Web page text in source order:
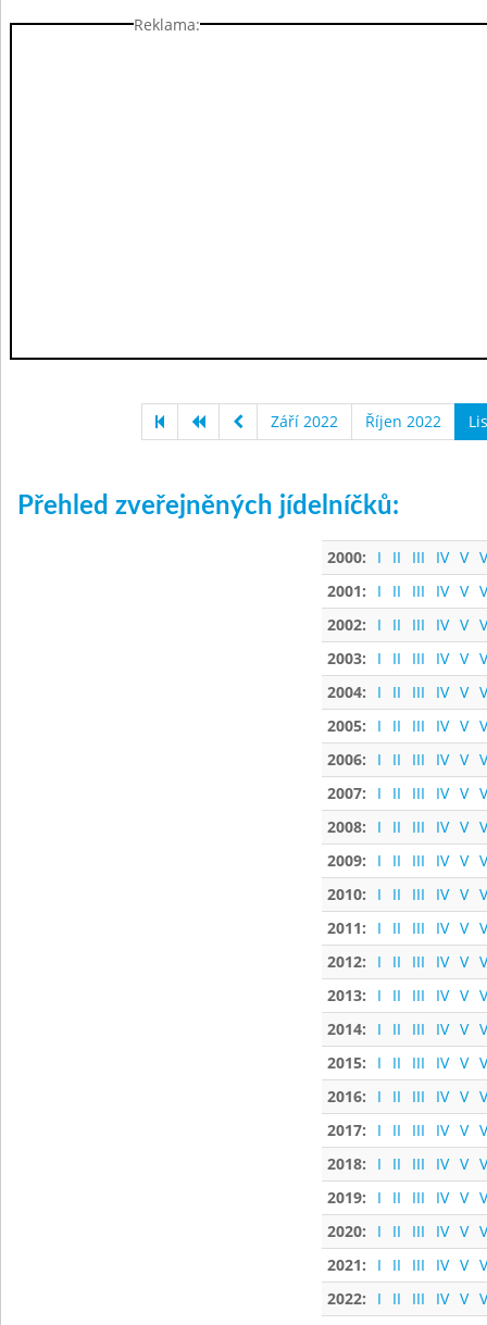
Reklama:
Září 2022 Říjen 2022
Přehled zveřejněných jídelníčků:
2000: I II III IV V
2001:
I II III IV V
2002:
I II III IV V
2003:
I II III IV V
2004:
I II III IV V
2005:
I II III IV V
2006:
I II III IV V
2007:
I II III IV V
2008:
I II III IV V
2009:
I II III IV V
2010:
I II III IV V
2011:
I II III IV V
2012:
I II III IV V
2013:
I II III IV V
2014:
I II III IV V
2015:
I II III IV V
2016:
I II III IV V
2017:
I II III IV V
2018:
I II III IV V
2019:
I II III IV V
2020:
I II III IV V
2021:
I II III IV V
2022:
I II III IV V